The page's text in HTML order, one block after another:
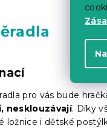
pro vás bude
nesklouzávají. Díky
ložnice i dětské